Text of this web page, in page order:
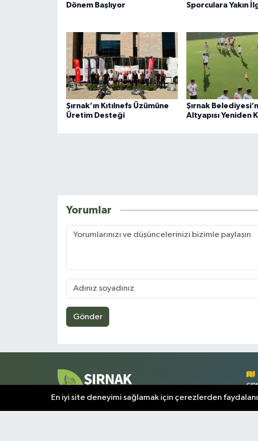
Dönem Başlıyor
Sporculara Yakın
Şırnak’ın Kıtılnefs Üzümüne
Üretim Desteği
Şırnak
Altyapısı Yeniden
Yorumlar
Gönder
Şırnak ve çevresindeki tüm gelişmeler, bu sayfada anlık
En iyi site deneyimi sağlamak için çerezlerden